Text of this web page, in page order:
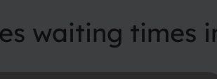
waiting times